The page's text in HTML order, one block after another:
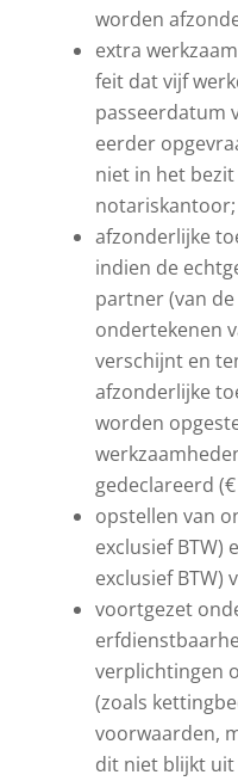
worden
extra
feit dat vijf
passeerdatum
eerder
niet in het
notariskantoor;
afzonderlijke
indien de
partner (van
ondertekenen
verschijnt en
afzonderlijke
worden
gedeclareerd
opstellen van
exclusief BTW)
exclusief BTW)
voortgezet
verplichtingen
(zoals
voorwaarden,
dit niet blijkt uit